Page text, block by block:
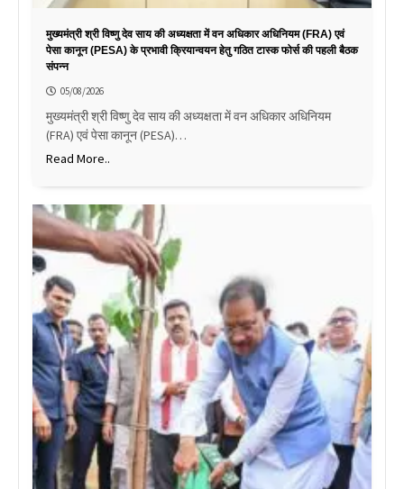
मुख्यमंत्री श्री विष्णु देव साय की अध्यक्षता में वन अधिकार अधिनियम (FRA) एवं
पेसा कानून (PESA) के प्रभावी क्रियान्वयन हेतु गठित टास्क फोर्स की पहली बैठक
संपन्न
05/08/2026
मुख्यमंत्री श्री विष्णु देव साय की अध्यक्षता में वन अधिकार अधिनियम
(FRA) एवं पेसा कानून (PESA)…
Read More..